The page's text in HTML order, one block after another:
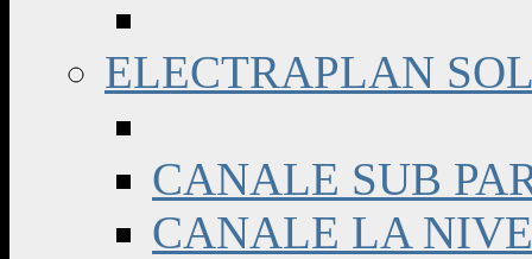
ELECTRAPLAN
CANALE SUB
CANALE LA